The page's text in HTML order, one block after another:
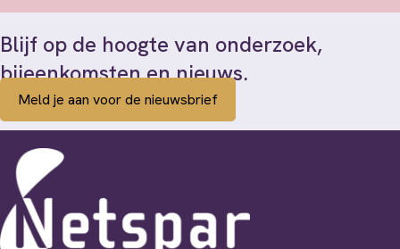
Blijf op de hoogte van onderzoek,
bijeenkomsten en nieuws.
Meld je aan voor de nieuwsbrief